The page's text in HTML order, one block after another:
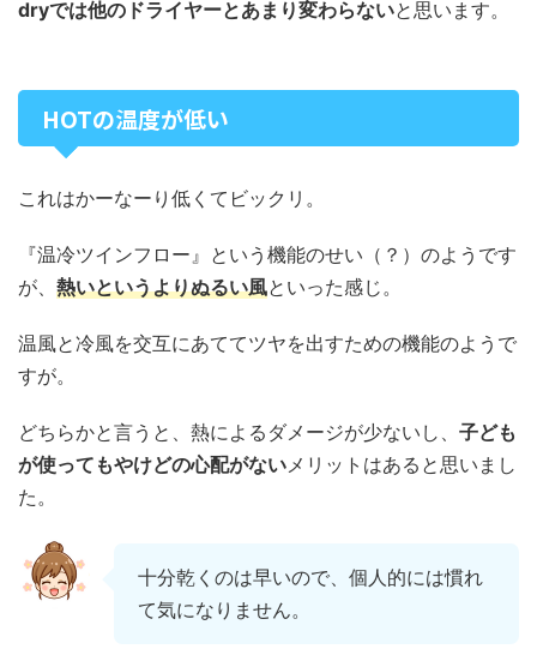
dryでは他のドライヤーとあまり変わらないと思います。
HOTの温度が低い
これはかーなーり低くてビックリ。
『温冷ツインフロー』という機能のせい（？）のようです
が、 熱いというよりぬるい風といった感じ。
温風と冷風を交互にあててツヤを出すための機能のようで
すが。
どちらかと言うと、熱によるダメージが少ないし、 子ども
が使ってもやけどの心配がないメリットはあると思いまし
た。
十分乾くのは早いので、個人的には慣れ
て気になりません。